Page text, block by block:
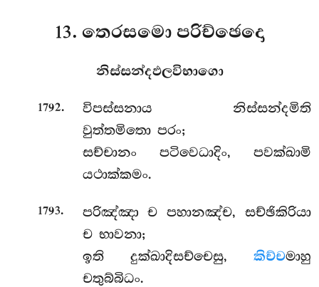
13. තෙරසමො පරිච්ඡෙදො
නිස්සන්දඵලවිභාගො
1792. විපස්සනාය නිස්සන්දමිති
වුත්තමිතො පරං;
සච්චානං පටිවෙධාදිං, පවක්ඛාමි
යථාක්කමං.
1793.
පරිඤ්ඤා ච පහානඤ්ච, සච්ඡිකිරියා
ච භාවනා;
ඉති දුක්ඛාදිසච්චෙසු, කිච්චමාහු
චතුබ්බිධං.